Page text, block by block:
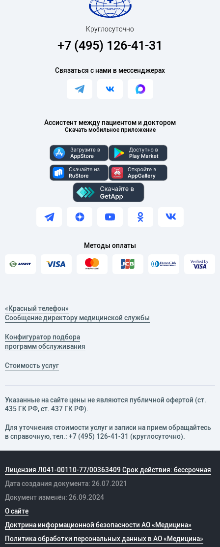
Ассистент между пациентом и доктором
Скачать мобильное приложение
Круглосуточно
+7 (495) 126-41-31
Связаться с нами в мессенджерах
Методы оплаты
«Красный телефон»
Сообщение директору медицинской службы
Конфигуратор подбора
программ обслуживания
Стоимость услуг
Указанные на сайте цены не являются публичной офертой (ст.
435 ГК РФ, cт. 437 ГК РФ).
Для уточнения стоимости услуг и записи на прием обращайтесь
в справочную, тел.: +7 (495) 126-41-31 (круглосуточно).
Лицензия Л041-00110-77/00363409 Срок действия: бессрочная
Дата создания документа: 26.07.2021
Документ изменён: 26.09.2024
О сайте
Доктрина информационной безопасности АО «Медицина»
Политика обработки персональных данных в АО «Медицина»